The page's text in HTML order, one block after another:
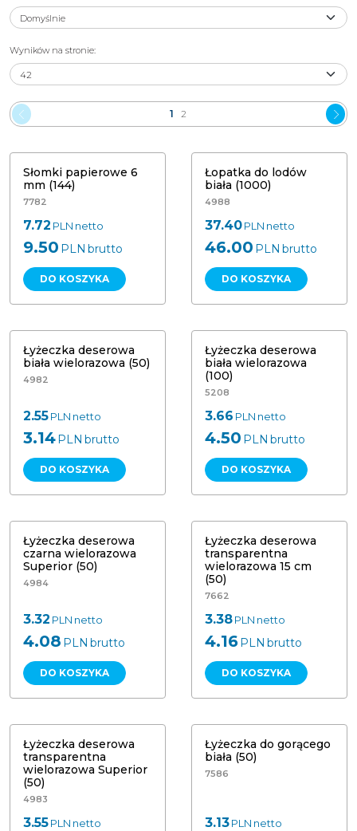
Wyników na stronie:
1 2
Słomki papierowe 6
mm (144)
7782
7.72 PLN netto
9.50 PLN brutto
DO KOSZYKA
Łopatka do lodów
biała (1000)
4988
37.40PLN netto
46.00 PLN brutto
DO KOSZYKA
Łyżeczka deserowa biała
Łyżeczka deserowa
biała wielorazowa (50)
4982
2.55PLN netto
3.14PLN brutto
DO KOSZYKA
Łyżeczka deserowa biała
Łyżeczka deserowa
biała wielorazowa
(100)
5208
3.66 PLN netto
4.50 PLN brutto
DO KOSZYKA
Łyżeczka deserowa czarna
Łyżeczka deserowa
czarna wielorazowa
Superior (50)
4984
3.32 PLN netto
4.08 PLN brutto
DO KOSZYKA
Łyżeczka deserowa transparentna
wielorazowa 15 cm (50) Papstar
Łyżeczka deserowa
transparentna
wielorazowa 15 cm
(50)
7662
3.38PLN netto
4.16PLN brutto
DO KOSZYKA
Łyżeczka deserowa transparentna
Łyżeczka deserowa
transparentna
wielorazowa Superior
(50)
4983
3.55PLN netto
Łyżeczka do gorącego biała (50)
Łyżeczka do gorącego
biała (50)
7586
3.13PLN netto